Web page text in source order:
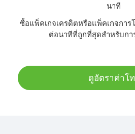
นาที
ซื้อแพ็คเกจเครดิตหรือแพ็คเกจการ
ต่อนาทีที่ถูกที่สุดสำหรับกา
ดูอัตราค่าโ